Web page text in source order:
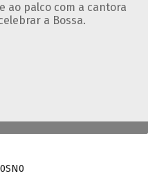
ao palco com a cantora
a Bossa.